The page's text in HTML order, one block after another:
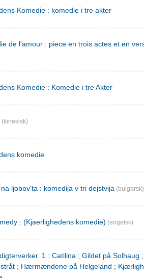
Komedie : komedie i tre akter
de l'amour : piece en trois actes et en
Komedie : Komedie i tre Akter
(kinesisk)
komedie
ljobov'ta : komedija v tri dejstvija (bulgarsk)
: (Kjaerlighedens komedie) (engelsk)
1 : Catilina ; Gildet på Solhaug
; Hærmændene på Helgeland ;